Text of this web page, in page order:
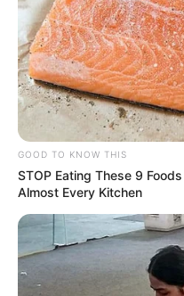
GOOD TO KNOW THIS
STOP Eating These 9
Almost Every Kitchen